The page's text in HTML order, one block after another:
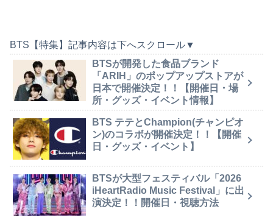
BTS【特集】記事内容は下へスクロール▼
BTSが開発した食品ブランド
「ARIH」のポップアップストアが
日本で開催決定！！【開催日・場
所・グッズ・イベント情報】
BTS テテとChampion(チャンピオ
ン)のコラボが開催決定！！【開催
日・グッズ・イベント】
BTSが大型フェスティバル「2026
iHeartRadio Music Festival」に出
演決定！！開催日・視聴方法